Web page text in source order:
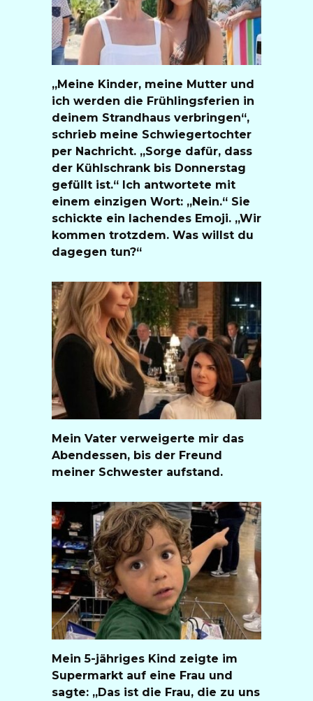
„Meine Kinder, meine Mutter und
ich werden die Frühlingsferien in
deinem Strandhaus verbringen“,
schrieb meine Schwiegertochter
per Nachricht. „Sorge dafür, dass
der Kühlschrank bis Donnerstag
gefüllt ist.“ Ich antwortete mit
einem einzigen Wort: „Nein.“ Sie
schickte ein lachendes Emoji. „Wir
kommen trotzdem. Was willst du
dagegen tun?“
Mein Vater verweigerte mir das
Abendessen, bis der Freund
meiner Schwester aufstand.
Mein 5-jähriges Kind zeigte im
Supermarkt auf eine Frau und
sagte: „Das ist die Frau, die zu uns